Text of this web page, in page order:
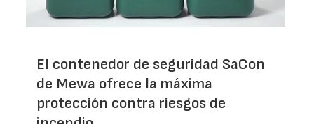
El contenedor de seguridad SaCon
de Mewa ofrece la máxima
protección contra riesgos de